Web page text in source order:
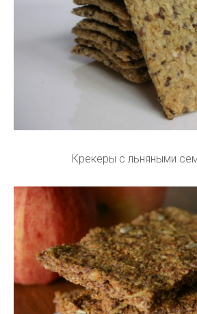
Крекеры с льняными